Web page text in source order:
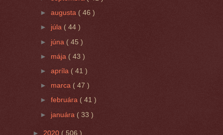
►augusta ( 46 )
► júla ( 44 )
► júna( 45 )
► mája ( 43 )
►apríla ( 41 )
► marca( 47 )
►februára ( 41 )
► januára ( 33 )
► 2020 ( 506 )